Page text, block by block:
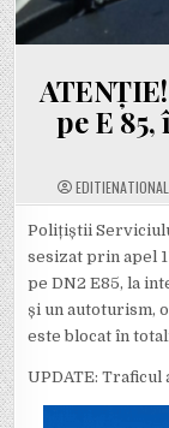
pe E
Polițiștii
sesizat prin apel
pe DN2 E85, la
și un autoturism,
este blocat în
UPDATE: Traficul